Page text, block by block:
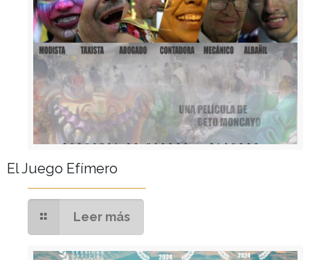
El Juego Efímero
Leer más